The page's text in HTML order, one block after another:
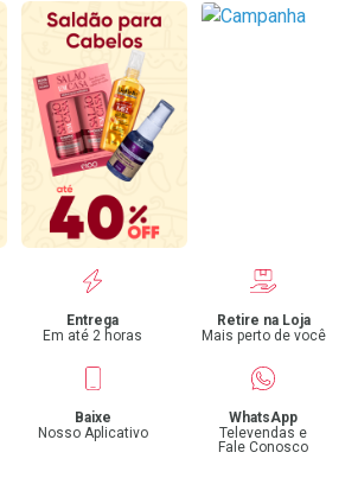
Entrega
Em até 2 horas
Retire na Loja
Mais perto de você
Baixe
Nosso Aplicativo
WhatsApp
Televendas e
Fale Conosco